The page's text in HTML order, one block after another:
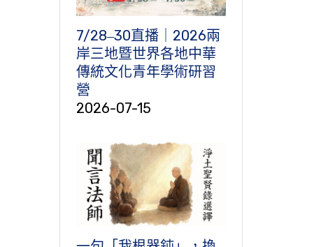
7/28‒30直播｜2026兩
岸三地暨世界各地中華
傳統文化青年學術研習
營
2026-07-15